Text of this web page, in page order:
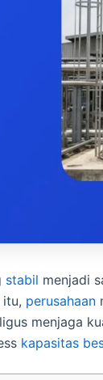
stabil menjadi
itu, perusahaan
menjaga
kapasitas